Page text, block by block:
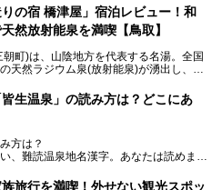
の宿 橋津屋」宿泊レビュー！和
然放射能泉を満喫【鳥取】
朝町)は、山陰地方を代表する名湯。全国
天然ラジウム泉(放射能泉)が湧出し、古
屋」は、三朝温泉街中心部にある創業約3
客室は全12室と少なめですが、木の温も
な雰囲気が特徴。口コミの評価も高い和
し、「木造りの宿 橋津屋」の魅力をご
皆生温泉」の読み方は？どこにあ
方は？
、難読温泉地名漢字。あなたは読めます
旅行を満喫！外せない観光スポッ